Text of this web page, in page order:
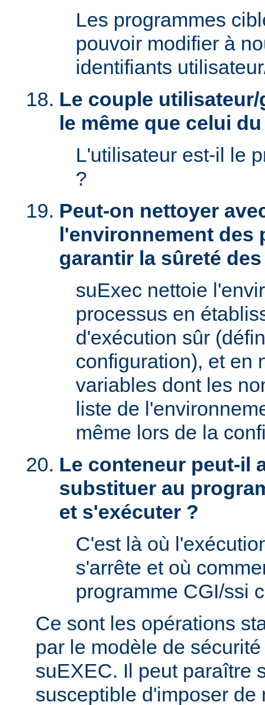
Les programmes
pouvoir modifier à
identifiants
Le couple
le même que celui
L'utilisateur est-il le
?
Peut-on nettoyer
l'environnement des
garantir la sûreté
suExec nettoie
processus en
d'exécution sûr
configuration), et en
variables dont les
liste de
même lors de la
Le conteneur peut-il
substituer au
et s'exécuter ?
C'est là où
s'arrête et où
programme CGI/ssi
Ce sont les opérations
par le modèle de
suEXEC. Il peut paraître
susceptible d'imposer